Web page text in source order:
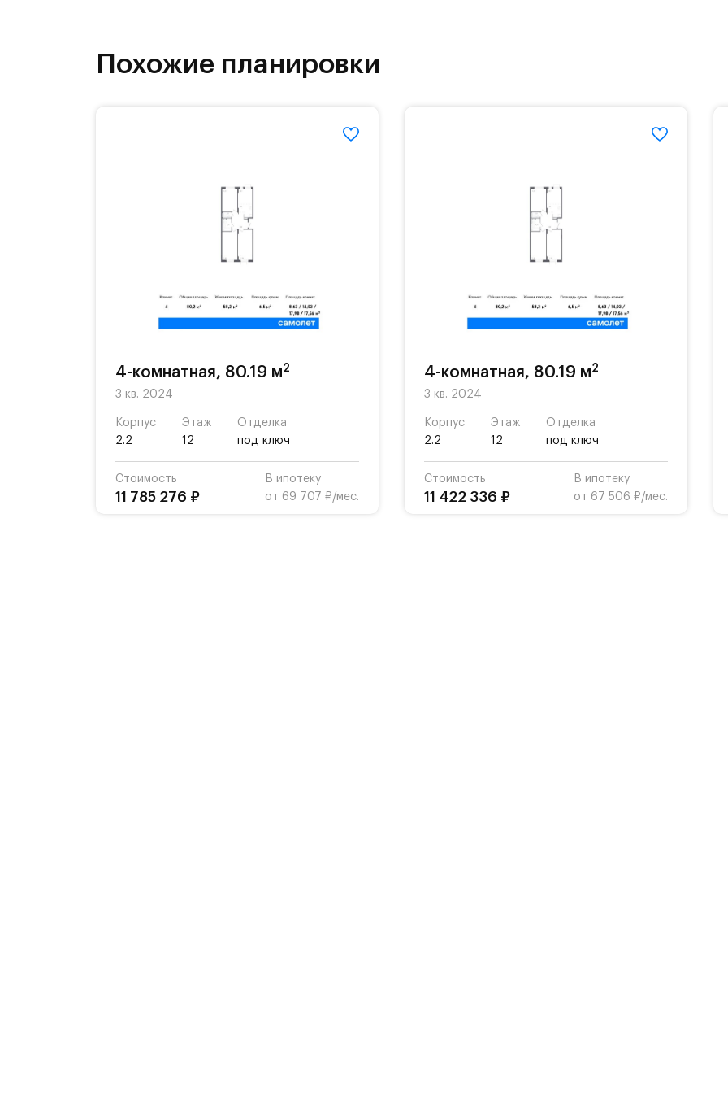
Похожие планировки
4-комнатная, 80.19 м2
3 кв. 2024
Корпус
2.2
Этаж
12
Отделка
под ключ
Стоимость
11 785 276 ₽
В ипотеку
от 69 707 ₽/мес.
4-комнатная, 80.19 м2
3 кв. 2024
Корпус
2.2
Этаж
12
Отделка
под ключ
Стоимость
11 422 336 ₽
В ипотеку
от 67 506 ₽/мес.